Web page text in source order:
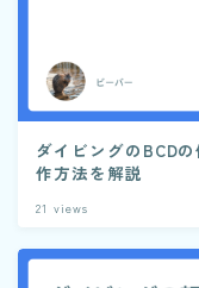
ダイビングのBCD
作方法を解説
21 views